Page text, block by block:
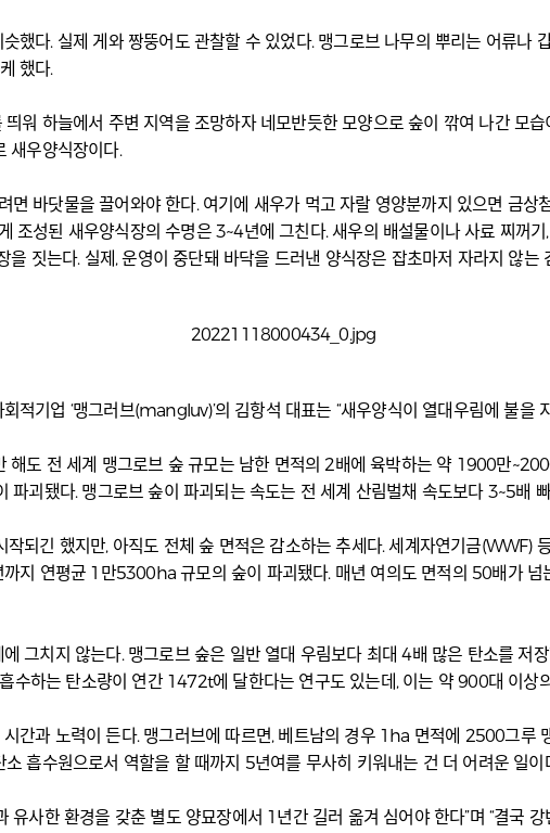
했다. 실제 게와 짱뚱어도 관찰할 수 있었다. 맹그로브 나무의 뿌리는 어류나
했다.
워 하늘에서 주변 지역을 조망하자 네모반듯한 모양으로 숲이 깎여 나간 모
새우양식장이다.
바닷물을 끌어와야 한다. 여기에 새우가 먹고 자랄 영양분까지 있으면 금
조성된 새우양식장의 수명은 3~4년에 그친다. 새우의 배설물이나 사료 찌꺼
짓는다. 실제, 운영이 중단돼 바닥을 드러낸 양식장은 잡초마저 자라지 않는
적기업 ‘맹그러브(mangluv)’의 김항석 대표는 “새우양식이 열대우림에 불을
해도 전 세계 맹그로브 숲 규모는 남한 면적의 2배에 육박하는 약 1900만
괴됐다. 맹그로브 숲이 파괴되는 속도는 전 세계 산림벌채 속도보다 3~5배
되긴 했지만, 아직도 전체 숲 면적은 감소하는 추세다. 세계자연기금(WWF)
지 연평균 1만5300ha 규모의 숲이 파괴됐다. 매년 여의도 면적의 50배가
그치지 않는다. 맹그로브 숲은 일반 열대 우림보다 최대 4배 많은 탄소를 저
수하는 탄소량이 연간 1472t에 달한다는 연구도 있는데, 이는 약 900대 이상
간과 노력이 든다. 맹그러브에 따르면, 베트남의 경우 1ha 면적에 2500그
흡수원으로서 역할을 할 때까지 5년여를 무사히 키워내는 건 더 어려운 일이
사한 환경을 갖춘 별도 양묘장에서 1년간 길러 옮겨 심어야 한다”며 “결국